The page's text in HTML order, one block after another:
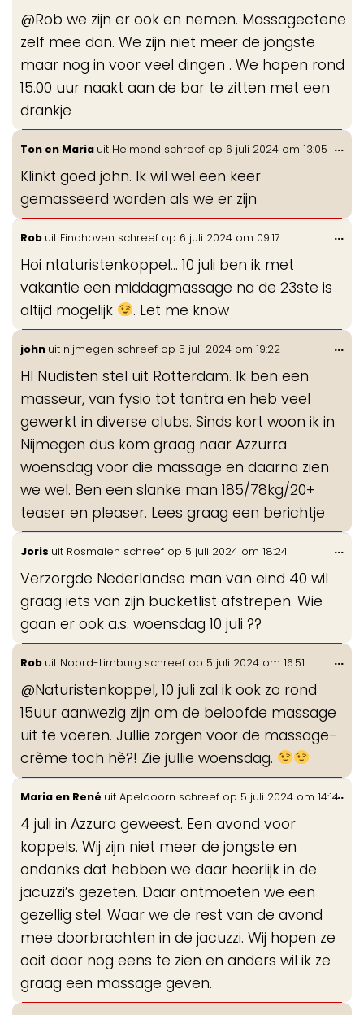
@Rob we zijn er ook en nemen. Massagectene
zelf mee dan. We zijn niet meer de jongste
maar nog in voor veel dingen . We hopen rond
15.00 uur naakt aan de bar te zitten met een
drankje
Ton en Maria uit Helmond schreef op 6 juli 2024 om 13:05
Klinkt goed john. Ik wil wel een keer
gemasseerd worden als we er zijn
...
Rob uit Eindhoven schreef op 6 juli 2024 om 09:17
Hoi ntaturistenkoppel... 10 juli ben ik met
vakantie een middagmassage na de 23ste is
altijd mogelijk
. Let me know
...
john uit nijmegen schreef op 5 juli 2024 om 19:22
HI Nudisten stel uit Rotterdam. Ik ben een
masseur, van fysio tot tantra en heb veel
gewerkt in diverse clubs. Sinds kort woon ik in
Nijmegen dus kom graag naar Azzurra
woensdag voor die massage en daarna zien
we wel. Ben een slanke man 185/78kg/20+
teaser en pleaser. Lees graag een berichtje
...
Joris uit Rosmalen schreef op 5 juli 2024 om 18:24
Verzorgde Nederlandse man van eind 40 wil
graag iets van zijn bucketlist afstrepen. Wie
gaan er ook a.s. woensdag 10 juli ??
...
Rob uit Noord-Limburg schreef op 5 juli 2024 om 16:51
@Naturistenkoppel, 10 juli zal ik ook zo rond
15uur aanwezig zijn om de beloofde massage
uit te voeren. Jullie zorgen voor de massage-
crème toch hè?! Zie jullie woensdag.
...
Maria en René uit Apeldoorn schreef op 5 juli 2024 om 14:14
4 juli in Azzura geweest. Een avond voor
koppels. Wij zijn niet meer de jongste en
ondanks dat hebben we daar heerlijk in de
jacuzzi’s gezeten. Daar ontmoeten we een
gezellig stel. Waar we de rest van de avond
mee doorbrachten in de jacuzzi. Wij hopen ze
ooit daar nog eens te zien en anders wil ik ze
graag een massage geven.
...